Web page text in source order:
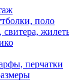
поло
перчатки